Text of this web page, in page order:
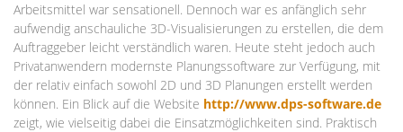
Arbeitsmittel war sensationell. Dennoch war es anfänglich sehr
aufwendig anschauliche 3D-Visualisierungen zu erstellen, die dem
Auftraggeber leicht verständlich waren. Heute steht jedoch auch
Privatanwendern modernste Planungssoftware zur Verfügung, mit
der relativ einfach sowohl 2D und 3D Planungen erstellt werden
können. Ein Blick auf die Website http://www.dps-software.de
zeigt, wie vielseitig dabei die Einsatzmöglichkeiten sind. Praktisch